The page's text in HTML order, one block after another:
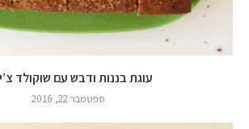
עוגת בננות ודבש עם שוקולד
ספטמבר 22, 2016